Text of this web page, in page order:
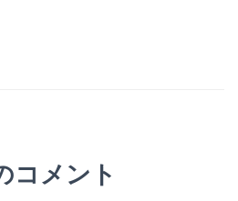
コメント